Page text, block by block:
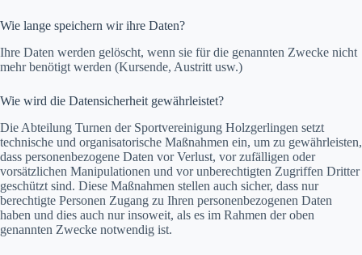
Wie lange speichern wir ihre Daten?
Ihre Daten werden gelöscht, wenn sie für die genannten Zwecke nicht
mehr benötigt werden (Kursende, Austritt usw.)
Wie wird die Datensicherheit gewährleistet?
Die Abteilung Turnen der Sportvereinigung Holzgerlingen setzt
technische und organisatorische Maßnahmen ein, um zu gewährleisten,
dass personenbezogene Daten vor Verlust, vor zufälligen oder
vorsätzlichen Manipulationen und vor unberechtigten Zugriffen Dritter
geschützt sind. Diese Maßnahmen stellen auch sicher, dass nur
berechtigte Personen Zugang zu Ihren personenbezogenen Daten
haben und dies auch nur insoweit, als es im Rahmen der oben
genannten Zwecke notwendig ist.